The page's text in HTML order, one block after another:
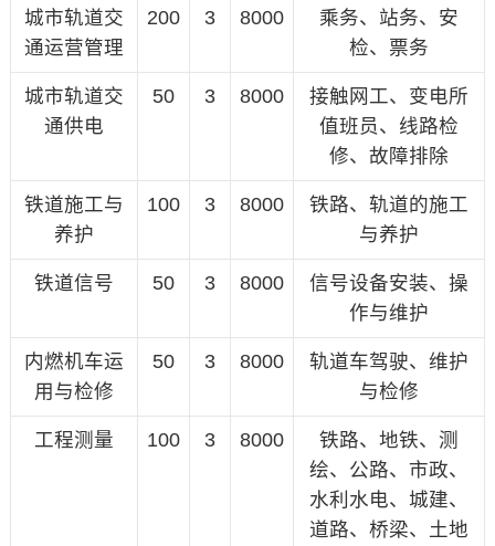
城市轨道交
通运营管理
200 3 8000
乘务、站务、安
检、票务
城市轨道交
通供电
50 3 8000
接触网工、变电所
值班员、线路检
修、故障排除
铁道施工与
养护
100 3 8000
铁路、轨道的施工
与养护
铁道信号 50 3 8000
信号设备安装、操
作与维护
内燃机车运
用与检修
50 3 8000
轨道车驾驶、维护
与检修
工程测量 100 3 8000
铁路、地铁、测
绘、公路、市政、
水利水电、城建、
道路、桥梁、土地